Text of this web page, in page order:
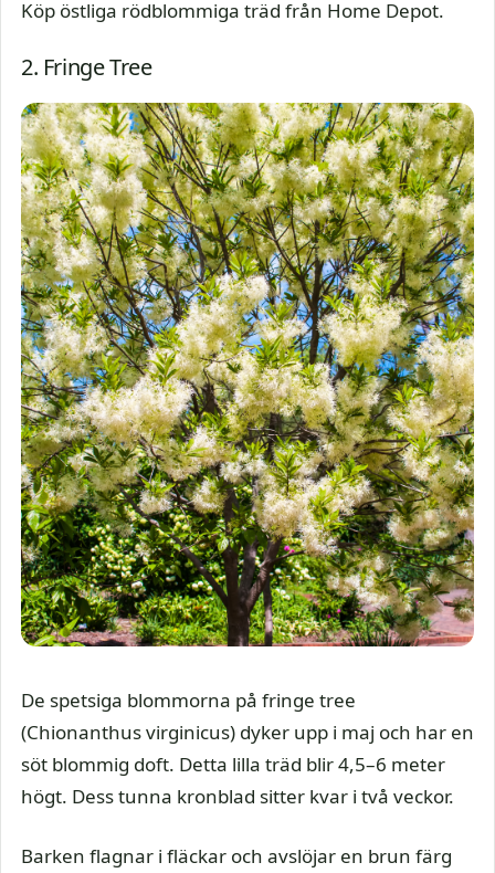
Köp östliga rödblommiga träd från Home Depot.
2. Fringe Tree
De spetsiga blommorna på fringe tree
(Chionanthus virginicus) dyker upp i maj och har en
söt blommig doft. Detta lilla träd blir 4,5–6 meter
högt. Dess tunna kronblad sitter kvar i två veckor.
Barken flagnar i fläckar och avslöjar en brun färg